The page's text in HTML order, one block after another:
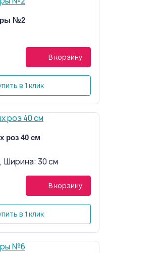
№2
В корзину
в 1 клик
роз 40 см
Ширина: 30 см
В корзину
в 1 клик